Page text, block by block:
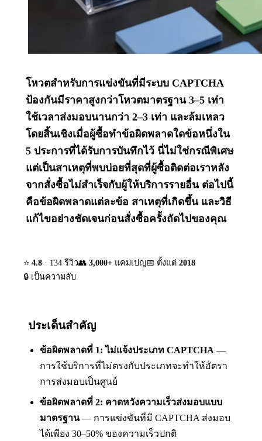
โหวตสำหรับการแข่งขันที่มีระบบ CAPTCHA
ป้องกันมีราคาสูงกว่าโหวตมาตรฐาน 3–5 เท่า
ใช้เวลาส่งมอบนานกว่า 2–3 เท่า และล้มเหลว
โดยสิ้นเชิงเมื่อผู้ซื้อทำข้อผิดพลาดใดข้อหนึ่งใน
5 ประการที่ได้รับการบันทึกไว้ นี่ไม่ใช่กรณีพิเศษ
แต่เป็นสาเหตุที่พบบ่อยที่สุดที่ผู้ซื้อติดต่อเราหลัง
จากสั่งซื้อไม่สำเร็จกับผู้ให้บริการรายอื่น ต่อไปนี้
คือข้อผิดพลาดแต่ละข้อ สาเหตุที่เกิดขึ้น และวิธี
แก้ไขอย่างชัดเจนก่อนสั่งซื้อครั้งถัดไปของคุณ
⭐ 4.8 · 134 รีวิว👥 3,000+ แคมเปญ📅 ตั้งแต่ 2018
🔒 เป็นความลับ
ประเด็นสำคัญ
ข้อผิดพลาดที่ 1: ไม่แจ้งประเภท CAPTCHA —
การใช้บริการที่ไม่ตรงกับประเภทจะทำให้อัตรา
การส่งมอบเป็นศูนย์
ข้อผิดพลาดที่ 2: คาดหวังความเร็วส่งมอบแบบ
มาตรฐาน— การแข่งขันที่มี CAPTCHA ส่งมอบ
ได้เพียง 30–50% ของความเร็วปกติ